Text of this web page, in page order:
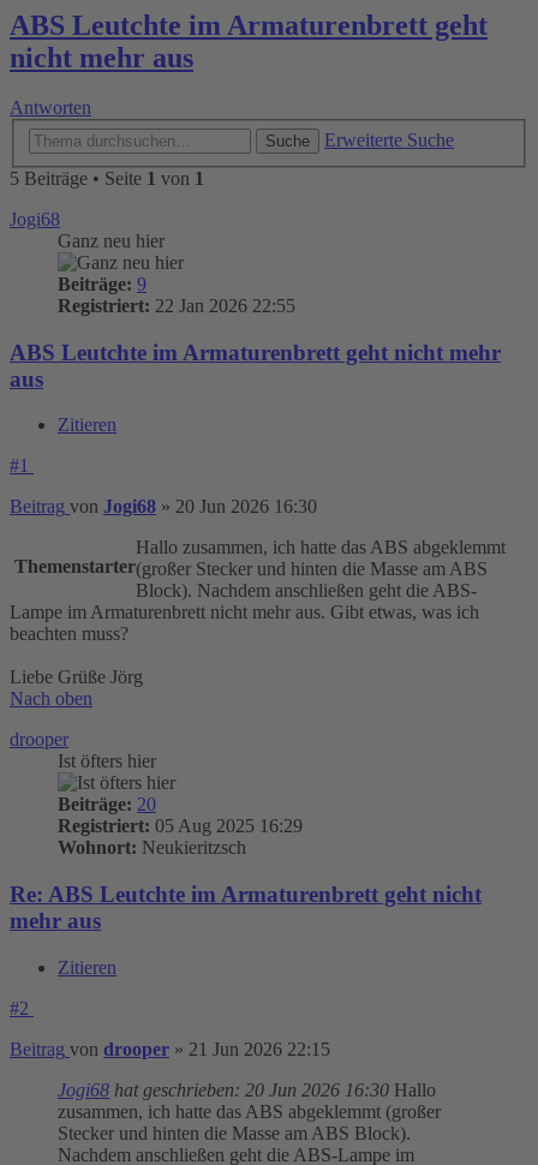
ABS Leutchte im Armaturenbrett geht
nicht mehr aus
Antworten
Suche
Erweiterte Suche
5 Beiträge • Seite 1 von 1
Jogi68
Ganz neu hier
Beiträge: 9
Registriert: 22 Jan 2026 22:55
ABS Leutchte im Armaturenbrett geht nicht mehr
aus
Zitieren
#1
Beitrag von Jogi68 » 20 Jun 2026 16:30
Themenstarter
Hallo zusammen, ich hatte das ABS abgeklemmt
(großer Stecker und hinten die Masse am ABS
Block). Nachdem anschließen geht die ABS-
Lampe im Armaturenbrett nicht mehr aus. Gibt etwas, was ich
beachten muss?
Liebe Grüße Jörg
Nach oben
drooper
Ist öfters hier
Beiträge: 20
Registriert: 05 Aug 2025 16:29
Wohnort: Neukieritzsch
Re: ABS Leutchte im Armaturenbrett geht nicht
mehr aus
Zitieren
#2
Beitrag von drooper » 21 Jun 2026 22:15
Jogi68 hat geschrieben: 20 Jun 2026 16:30 Hallo
zusammen, ich hatte das ABS abgeklemmt (großer
Stecker und hinten die Masse am ABS Block).
Nachdem anschließen geht die ABS-Lampe im